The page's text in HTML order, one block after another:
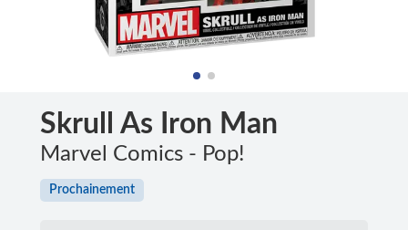
Skrull As Iron Man
Marvel Comics - Pop!
Prochainement